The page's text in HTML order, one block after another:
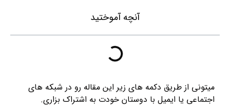
آنچه آموختید
میتونی از طریق دکمه های زیر این مقاله رو در شبکه های
اجتماعی یا ایمیل با دوستان خودت به اشتراک بزاری.